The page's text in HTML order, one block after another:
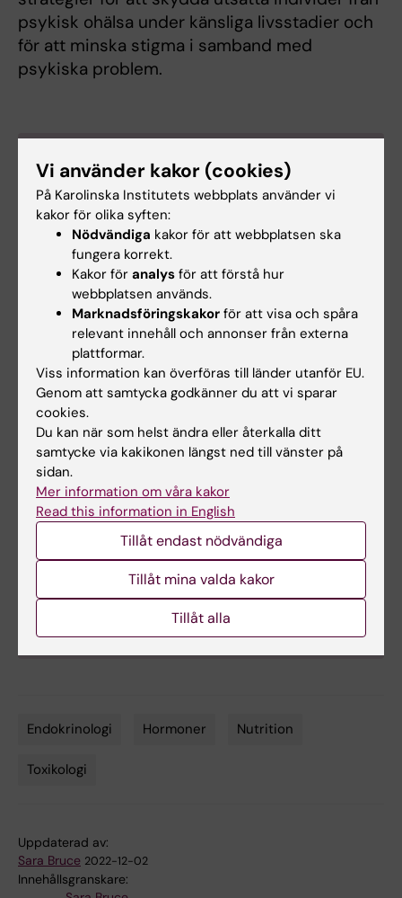
psykisk ohälsa under känsliga livsstadier och
för att minska stigma i samband med
psykiska problem.
Kort fakta:
Engels projekttitel:Building Resilience against
Mental illness during Endocrine-sensitive life
stages (RE-MEND)
Projektlängd:5 år (startdatum 1.12.2022)
EU finansiering:€ 10.4m (Horizon Europe)
Konsortium:15 partners: Uppsala universitet,
Sverige; University of Cologne, Tyskland;
Karolinska Institutet, Sverige; Umeå universitet,
Sverige; Stockholms universitet, Sverige;
University of Milan, Italien; Bielefeld University,
Tyskland; Mount Sinai School of Medicine, New
York, USA; Max Planck Institute of Psychiatry,
Tyskland; Karlstad universitet, Sverige;
Fondazione Telethon, Italien; University of
Rochester School of Medicine and Dentistry, USA;
VA (Public and Science), Sverige; International
Centre for Diarrhoeal Disease Research,
Bangladesh; University of Helsinki, Finland; and
Ulster University, Nordirland.
Koordinerande institution:Uppsala universitet,
Sverige
Endokrinologi Hormoner Nutrition
Toxikologi
Uppdaterad av:
Sara Bruce 2022-12-02
Innehållsgranskare:
Vi använder kakor (cookies)
På Karolinska Institutets webbplats använder vi
kakor för olika syften:
Nödvändiga kakor för att webbplatsen ska
fungera korrekt.
Kakor för analys för att förstå hur
webbplatsen används.
Marknadsföringskakor för att visa och spåra
relevant innehåll och annonser från externa
plattformar.
Viss information kan överföras till länder utanför EU.
Genom att samtycka godkänner du att vi sparar
cookies.
Du kan när som helst ändra eller återkalla ditt
samtycke via kakikonen längst ned till vänster på
sidan.
Mer information om våra kakor
Read this information in English
Tillåt endast nödvändiga
Tillåt mina valda kakor
Tillåt alla